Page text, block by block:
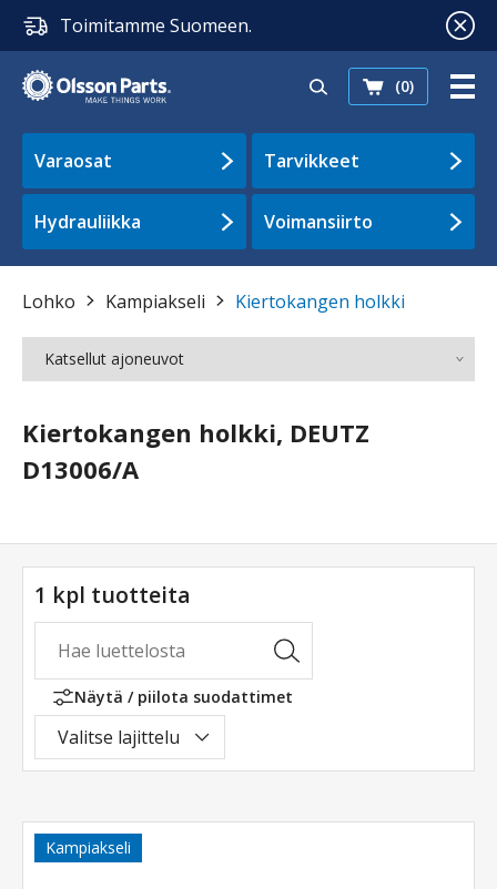
Toimitamme Suomeen.
(0)
Varaosat Tarvikkeet
Hydrauliikka Voimansiirto
Lohko Kampiakseli Kiertokangen holkki
Katsellut ajoneuvot
Kiertokangen holkki, DEUTZ
D13006/A
1 kpl tuotteita
Näytä / piilota suodattimet
Valitse lajittelu
Kampiakseli